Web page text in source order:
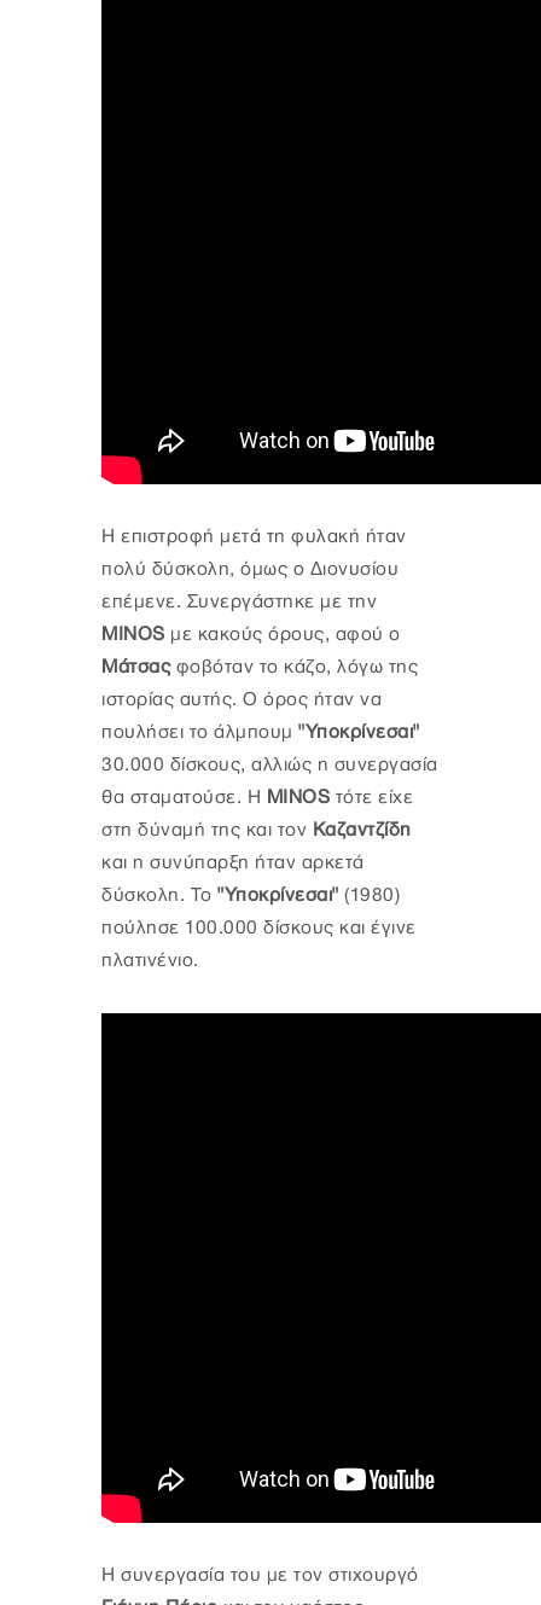
Η επιστροφή μετά τη φυλακή ήταν
πολύ δύσκολη, όμως ο Διονυσίου
επέμενε. Συνεργάστηκε με την
MINOS με κακούς όρους, αφού ο
Μάτσαςφοβόταν το κάζο, λόγω της
ιστορίας αυτής. Ο όρος ήταν να
πουλήσει το άλμπουμ "Υποκρίνεσαι"
30.000 δίσκους, αλλιώς η συνεργασία
θα σταματούσε. Η MINOS τότε είχε
στη δύναμή της και τον Καζαντζίδη
και η συνύπαρξη ήταν αρκετά
δύσκολη. Το "Υποκρίνεσαι" (1980)
πούλησε 100.000 δίσκους και έγινε
πλατινένιο.
Η συνεργασία του με τον στιχουργό